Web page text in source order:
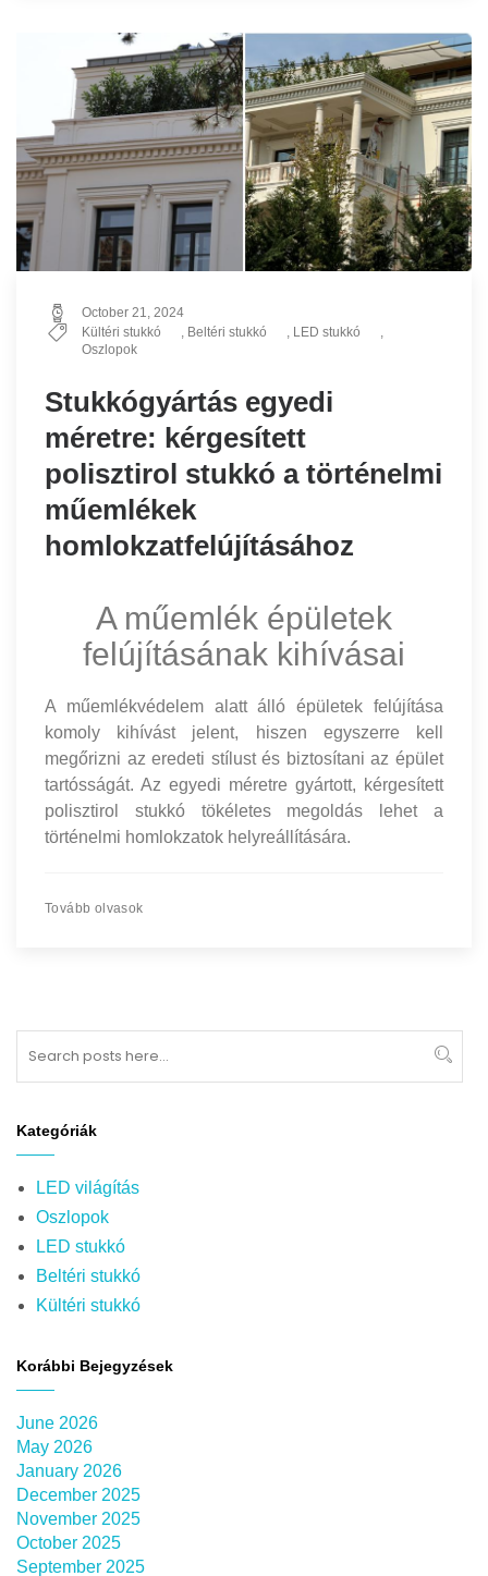
October 21, 2024
Kültéri stukkó
, Beltéri stukkó , LED stukkó
,
Oszlopok
Stukkógyártás egyedi
méretre: kérgesített
polisztirol stukkó a történelmi
műemlékek
homlokzatfelújításához
A műemlék épületek
felújításának kihívásai
A műemlékvédelem alatt álló épületek felújítása
komoly kihívást jelent, hiszen egyszerre kell
megőrizni az eredeti stílust és biztosítani az épület
tartósságát. Az egyedi méretre gyártott, kérgesített
polisztirol stukkó tökéletes megoldás lehet a
történelmi homlokzatok helyreállítására.
Tovább olvasok
Kategóriák
LED világítás
Oszlopok
LED stukkó
Beltéri stukkó
Kültéri stukkó
Korábbi Bejegyzések
June 2026
May 2026
January 2026
December 2025
November 2025
October 2025
September 2025